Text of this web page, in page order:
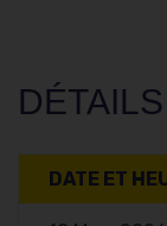
DÉTAILS
DATE ET